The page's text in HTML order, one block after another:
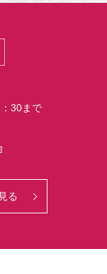
30まで
る